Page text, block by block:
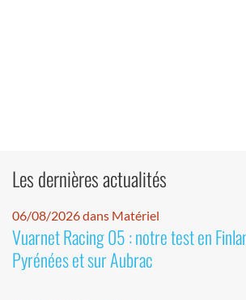
Les dernières actualités
06/08/2026 dans Matériel
Vuarnet Racing 05 : notre test en
Pyrénées et sur Aubrac